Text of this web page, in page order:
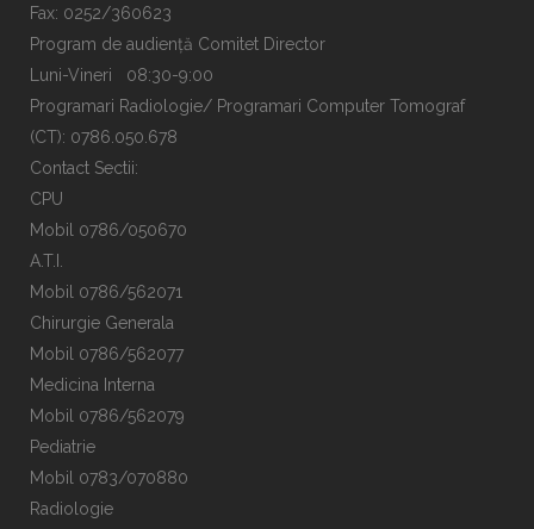
Fax: 0252/360623
Program de audiență Comitet Director
Luni-Vineri 08:30-9:00
Programari Radiologie/ Programari Computer Tomograf
(CT): 0786.050.678
Contact Sectii:
CPU
Mobil 0786/050670
A.T.I.
Mobil 0786/562071
Chirurgie Generala
Mobil 0786/562077
Medicina Interna
Mobil 0786/562079
Pediatrie
Mobil 0783/070880
Radiologie